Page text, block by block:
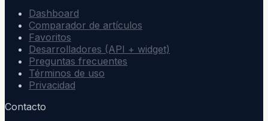
Dashboard
Comparador de artículos
Favoritos
Desarrolladores (API + widget)
Preguntas frecuentes
Términos de uso
Privacidad
Contacto